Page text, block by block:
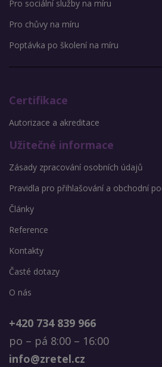
Pro sociální služby na míru
Pro chůvy na míru
Poptávka po školení na míru
Certifikace
Autorizace a akreditace
Užitečné informace
Zásady zpracování osobních údajů
Pravidla pro přihlašování a obchodní
Články
Reference
Kontakty
Časté dotazy
O nás
+420 734 839 966
po – pá 8:00 – 16:00
info@zretel.cz